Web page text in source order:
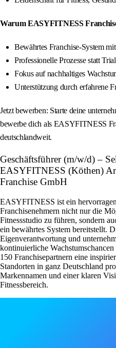
Warum EASYFITNESS
Bewährtes Franchise-System
Professionelle Prozesse statt
Fokus auf nachhaltiges
Unterstützung durch erfahrene
Jetzt bewerben: Starte deine
bewerbe dich als EASYFITNESS
deutschlandweit.
Geschäftsführer (m/w/d) –
EASYFITNESS (Köthen)
Franchise GmbH
EASYFITNESS ist ein
Franchisenehmern nicht nur die
Fitnessstudio zu führen, sondern
ein bewährtes System bereitstellt.
Eigenverantwortung und
kontinuierliche
150 Franchisepartnern eine
Standorten in ganz Deutschland
Markennamen und einer klaren
Fitnessbereich.